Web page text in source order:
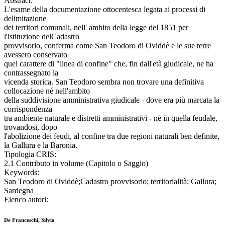
L'esame della documentazione ottocentesca legata ai processi di
delimitazione
dei territori comunali, nell' ambito della legge del 1851 per
l'istituzione delCadastro
provvisorio, conferma come San Teodoro di Oviddè e le sue terre
avessero conservato
quel carattere di "linea di confine" che, fin dall'età giudicale, ne ha
contrassegnato la
vicenda storica. San Teodoro sembra non trovare una definitiva
collocazione né nell'ambito
della suddivisione amministrativa giudicale - dove era più marcata la
corrispondenza
tra ambiente naturale e distretti amministrativi - né in quella feudale,
trovandosi, dopo
l'abolizione dei feudi, al confine tra due regioni naturali ben definite,
la Gallura e la Baronia.
Tipologia CRIS:
2.1 Contributo in volume (Capitolo o Saggio)
Keywords:
San Teodoro di Oviddè;Cadastro provvisorio; territorialità; Gallura;
Sardegna
Elenco autori:
De Franceschi, Silvia